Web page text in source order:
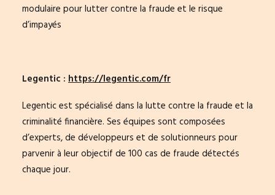
modulaire pour lutter contre la fraude et le risque
d’impayés
Legentic : https://legentic.com/fr
Legentic est spécialisé dans la lutte contre la fraude et la
criminalité financière. Ses équipes sont composées
d’experts, de développeurs et de solutionneurs pour
parvenir à leur objectif de 100 cas de fraude détectés
chaque jour.